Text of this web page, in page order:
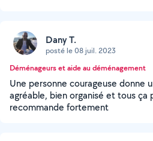
Dany T.
posté le 08 juil. 2023
Déménageurs et aide au déménagement
Une personne courageuse donne
agréable, bien organisé et tous ça
recommande fortement